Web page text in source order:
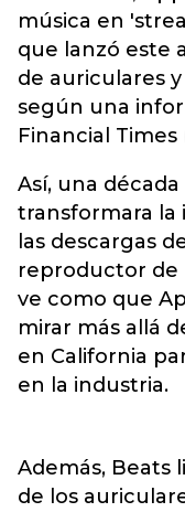
música en
que lanzó este
de auriculares
según una
Financial Times
Así, una
transformara la
las descargas
reproductor de
ve como que
mirar más allá
en California
en la industria.
Además, Beats
de los